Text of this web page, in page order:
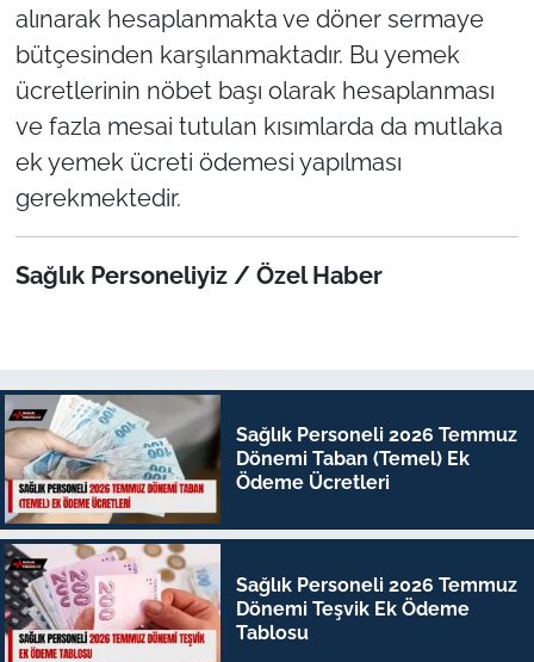
alınarak hesaplanmakta ve döner sermaye
bütçesinden karşılanmaktadır. Bu yemek
ücretlerinin nöbet başı olarak hesaplanması
ve fazla mesai tutulan kısımlarda da mutlaka
ek yemek ücreti ödemesi yapılması
gerekmektedir.
Sağlık Personeliyiz / Özel Haber
Sağlık Personeli 2026 Temmuz
Dönemi Taban (Temel) Ek
Ödeme Ücretleri
Sağlık Personeli 2026 Temmuz
Dönemi Teşvik Ek Ödeme
Tablosu